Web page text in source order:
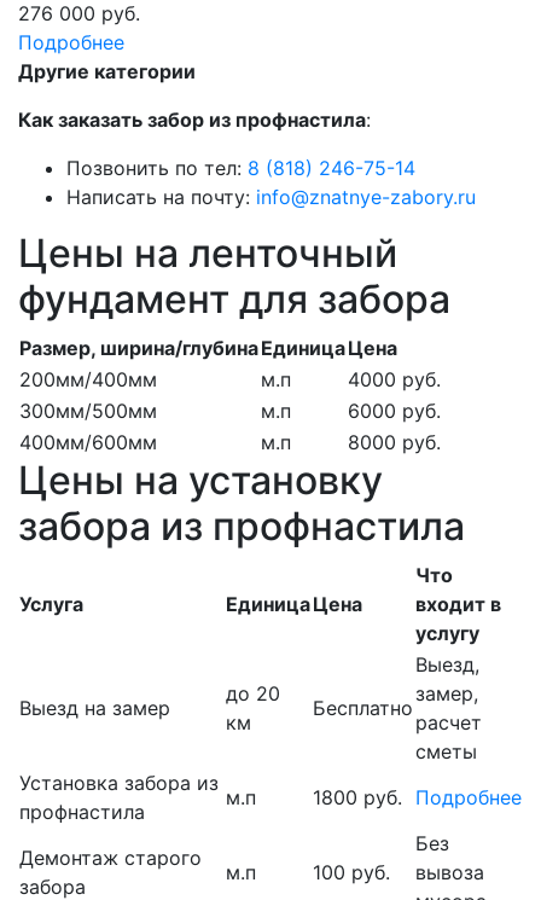
276 000 руб.
Подробнее
Другие категории
Как заказать забор из профнастила:
Позвонить по тел: 8 (818) 246-75-14
Написать на почту: info@znatnye-zabory.ru
Цены на ленточный
фундамент для забора
Размер, ширина/глубинаЕдиницаЦена
200мм/400мм
м.п
4000 руб.
300мм/500мм
м.п
6000 руб.
400мм/600мм
м.п 8000 руб.
Цены на установку
забора из профнастила
Услуга ЕдиницаЦена
Что
входит в
услугу
Выезд на замер
до 20
км
Бесплатно
Выезд,
замер,
расчет
сметы
Установка забора из
профнастила
м.п 1800 руб. Подробнее
Демонтаж старого
забора
м.п 100 руб.
Без
вывоза